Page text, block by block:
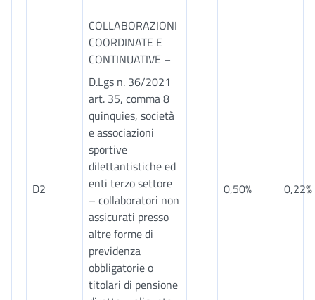
D2
COLLABORAZIONI
COORDINATE E
CONTINUATIVE –
D.Lgs n. 36/2021
art. 35, comma 8
quinquies, società
e associazioni
sportive
dilettantistiche ed
enti terzo settore
– collaboratori non
assicurati presso
altre forme di
previdenza
obbligatorie o
titolari di pensione
0,50% 0,22%